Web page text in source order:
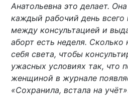
Анатольевна это делает.
каждый рабочий день всего
между консультацией и
аборт есть неделя.
себя света, чтобы
ужасных условиях так, что
женщиной в журнале
«Сохранила, встала на учёт»